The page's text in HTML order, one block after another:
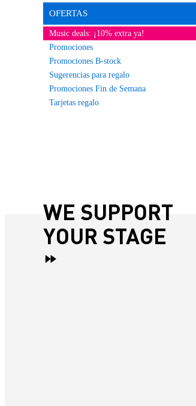
OFERTAS
Music deals: ¡10% extra ya!
Promociones
Promociones B-stock
Sugerencias para regalo
Promociones Fin de Semana
Tarjetas regalo
WE SUPPORT
YOUR STAGE